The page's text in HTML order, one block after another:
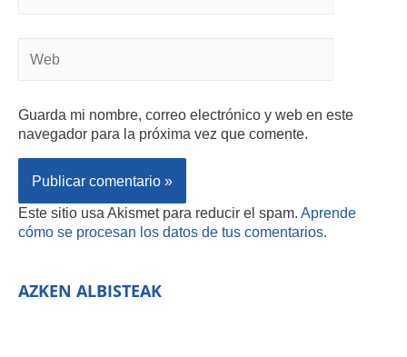
Guarda mi nombre, correo electrónico y web en este
navegador para la próxima vez que comente.
Este sitio usa Akismet para reducir el spam. Aprende
cómo se procesan los datos de tus comentarios.
AZKEN ALBISTEAK